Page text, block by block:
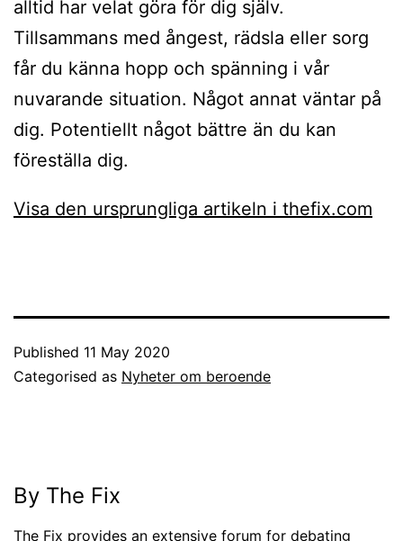
alltid har velat göra för dig själv.
Tillsammans med ångest, rädsla eller sorg
får du känna hopp och spänning i vår
nuvarande situation. Något annat väntar på
dig. Potentiellt något bättre än du kan
föreställa dig.
Visa den ursprungliga artikeln i thefix.com
Published 11 May 2020
Categorised as Nyheter om beroende
By The Fix
The Fix provides an extensive forum for debating